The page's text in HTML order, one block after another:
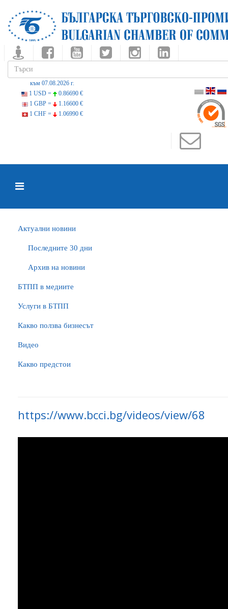
към 07.08.2026 г.
1 USD =
0.86690 €
1 GBP =
1.16600 €
1 CHF =
1.06990 €
Актуални новини
Последните 30 дни
Архив на новини
БTПП в медиите
Услуги в БТПП
Какво ползва бизнесът
Видео
Какво предстои
https://www.bcci.bg/videos/view/68